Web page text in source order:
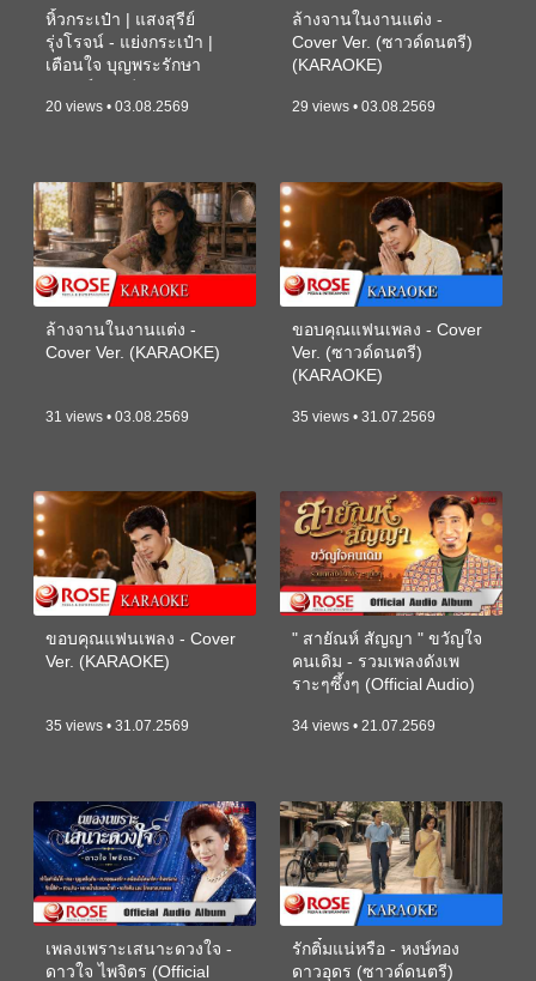
หิ้วกระเป๋า | แสงสุรีย์
รุ่งโรจน์ - แย่งกระเป๋า |
เตือนใจ บุญพระรักษา
20 views • 03.08.2569
ล้างจานในงานแต่ง -
Cover Ver. (ซาวด์ดนตรี)
(KARAOKE)
29 views • 03.08.2569
ล้างจานในงานแต่ง -
Cover Ver. (KARAOKE)
31 views • 03.08.2569
ขอบคุณแฟนเพลง - Cover
Ver. (ซาวด์ดนตรี)
(KARAOKE)
35 views • 31.07.2569
ขอบคุณแฟนเพลง - Cover
Ver. (KARAOKE)
35 views • 31.07.2569
" สายัณห์ สัญญา " ขวัญใจ
คนเดิม - รวมเพลงดังเพ
ราะๆซึ้งๆ (Official Audio)
34 views • 21.07.2569
เพลงเพราะเสนาะดวงใจ -
ดาวใจ ไพจิตร (Official
รักติ๋มแน่หรือ - หงษ์ทอง
ดาวอุดร (ซาวด์ดนตรี)